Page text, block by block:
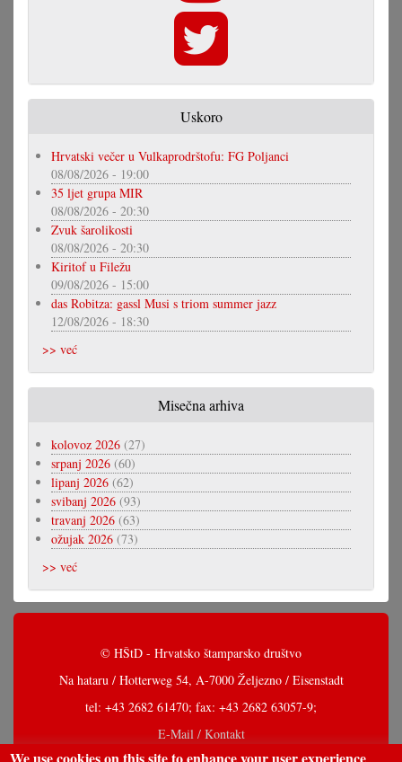
Uskoro
Hrvatski večer u Vulkaprodrštofu: FG Poljanci
08/08/2026 - 19:00
35 ljet grupa MIR
08/08/2026 - 20:30
Zvuk šarolikosti
08/08/2026 - 20:30
Kiritof u Filežu
09/08/2026 - 15:00
das Robitza: gassl Musi s triom summer jazz
12/08/2026 - 18:30
>> već
Misečna arhiva
kolovoz 2026 (27)
srpanj 2026 (60)
lipanj 2026 (62)
svibanj 2026 (93)
travanj 2026 (63)
ožujak 2026 (73)
>> već
© HŠtD - Hrvatsko štamparsko društvo
Na hataru / Hotterweg 54, A-7000 Željezno / Eisenstadt
tel: +43 2682 61470; fax: +43 2682 63057-9;
E-Mail / Kontakt